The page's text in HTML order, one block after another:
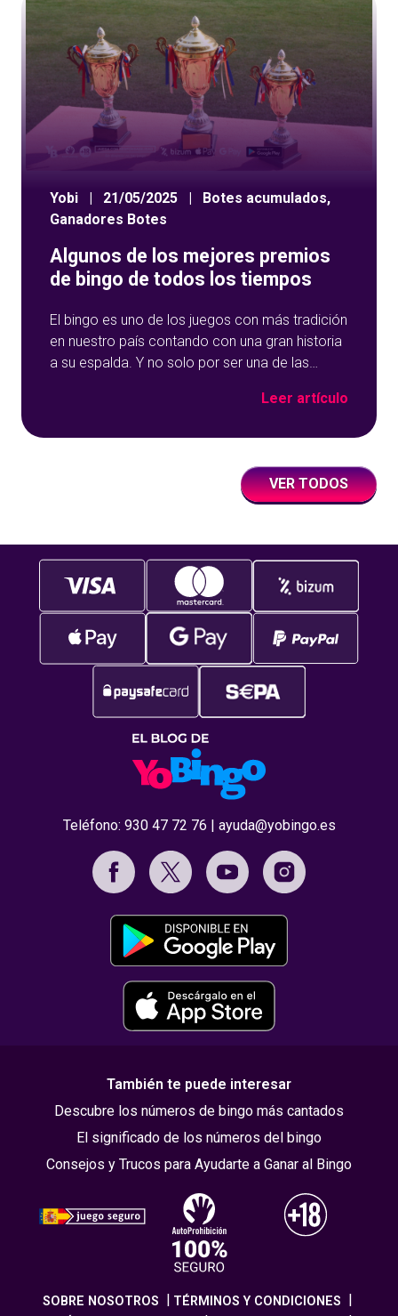
Yobi | 21/05/2025 | Botes acumulados,
Ganadores Botes
Algunos de los mejores premios
de bingo de todos los tiempos
El bingo es uno de los juegos con más tradición
en nuestro país contando con una gran historia
a su espalda. Y no solo por ser una de las
de juegos de tómbola, YoBingo, sino porque es
Leer artículo
VER TODOS
Teléfono: 930 47 72 76 | ayuda@yobingo.es
También te puede interesar
Descubre los números de bingo más cantados
El significado de los números del bingo
Consejos y Trucos para Ayudarte a Ganar al Bingo
SOBRE NOSOTROS
TÉRMINOS Y CONDICIONES